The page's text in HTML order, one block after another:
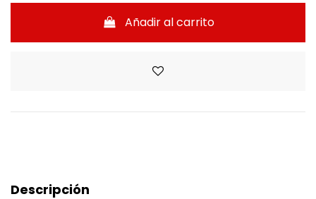
Añadir al carrito
Descripción